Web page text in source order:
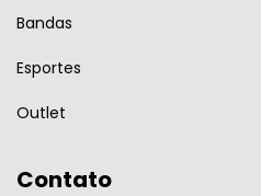
Bandas
Esportes
Outlet
Contato